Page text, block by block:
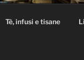
Tè, infusi e tisane